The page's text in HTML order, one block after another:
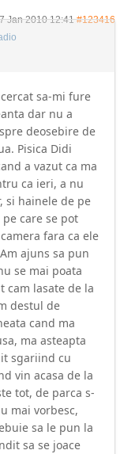
Jan 2010 12:41 #123416
sa-mi fure
dar nu a
deosebire de
Pisica Didi
a vazut ca ma
ca ieri, a nu
si hainele de pe
care se pot
fara ca ele
ajuns sa pun
se mai poata
cam lasate de la
destul de
cand ma
ma asteapta
sgariind cu
vin acasa de la
tot, de parca s-
mai vorbesc,
sa le pun la
sa se joace